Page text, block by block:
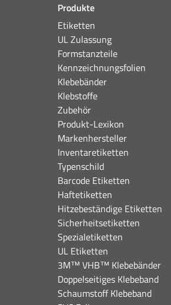
Produkte
Etiketten
UL Zulassung
Formstanzteile
Kennzeichnungsfolien
Klebebänder
Klebstoffe
Zubehör
Produkt-Lexikon
Markenhersteller
Inventaretiketten
Typenschild
Barcode Etiketten
Haftetiketten
Hitzebeständige Etiketten
Sicherheitsetiketten
Spezialetiketten
UL Etiketten
3M™ VHB™ Klebebänder
Doppelseitiges Klebeband
Schaumstoff Klebeband